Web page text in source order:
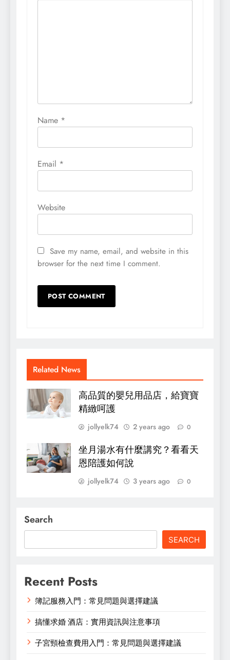
Name *
Email *
Website
Save my name, email, and website in this
browser for the next time I comment.
Related News
高品質的嬰兒用品店，給寶寶
精緻呵護
jollyelk74 2 years ago 0
坐月湯水有什麼講究？看看天
恩陪護如何說
jollyelk74 3 years ago 0
Search
SEARCH
Recent Posts
簿記服務入門：常見問題與選擇建議
搞懂求婚 酒店：實用資訊與注意事項
子宮頸檢查費用入門：常見問題與選擇建議